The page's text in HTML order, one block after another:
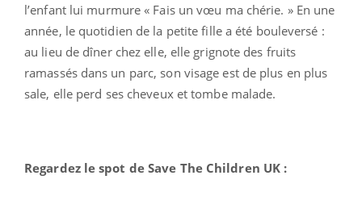
l’enfant lui murmure « Fais un vœu ma chérie. » En une
année, le quotidien de la petite fille a été bouleversé :
au lieu de dîner chez elle, elle grignote des fruits
ramassés dans un parc, son visage est de plus en plus
sale, elle perd ses cheveux et tombe malade.
Regardez le spot de Save The Children UK :